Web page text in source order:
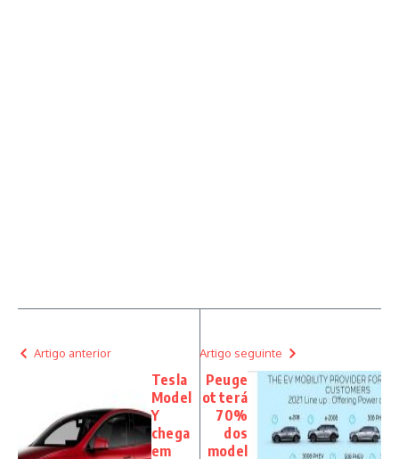
Artigo anterior
Tesla
Model
Y
chega
em
Artigo seguinte
Peuge
ot terá
70%
dos
model